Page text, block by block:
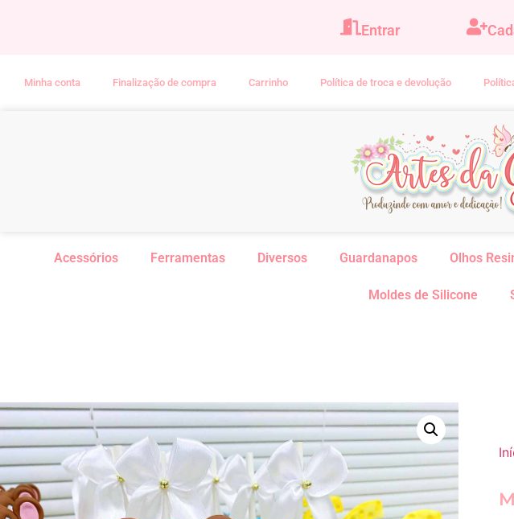
Entrar
Minha conta Finalização de compra Carrinho Política de troca e devolução
Acessórios Ferramentas Diversos Guardanapos Olhos
Moldes de Silicone